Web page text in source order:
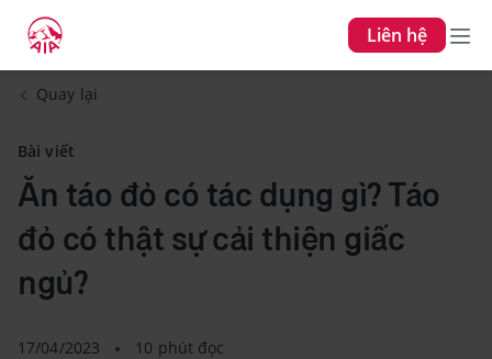
Liên hệ
Quay lại
Bài viết
Ăn táo đỏ có tác dụng gì? Táo
đỏ có thật sự cải thiện giấc
ngủ?
17/04/2023 10 phút đọc